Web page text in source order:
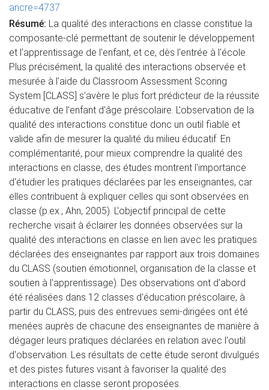
ancre=4737
Résumé: La qualité des interactions en classe constitue la
composante-clé permettant de soutenir le développement
et l'apprentissage de l'enfant, et ce, dès l'entrée à l'école.
Plus précisément, la qualité des interactions observée et
mesurée à l'aide du Classroom Assessment Scoring
System [CLASS] s'avère le plus fort prédicteur de la réussite
éducative de l'enfant d'âge préscolaire. L'observation de la
qualité des interactions constitue donc un outil fiable et
valide afin de mesurer la qualité du milieu éducatif. En
complémentarité, pour mieux comprendre la qualité des
interactions en classe, des études montrent l'importance
d'étudier les pratiques déclarées par les enseignantes, car
elles contribuent à expliquer celles qui sont observées en
classe (p.ex., Ahn, 2005) . L'objectif principal de cette
recherche visait à éclairer les données observées sur la
qualité des interactions en classe en lien avec les pratiques
déclarées des enseignantes par rapport aux trois domaines
du CLASS (soutien émotionnel, organisation de la classe et
soutien à l'apprentissage). Des observations ont d'abord
été réalisées dans 12 classes d'éducation préscolaire, à
partir du CLASS, puis des entrevues semi-dirigées ont été
menées auprès de chacune des enseignantes de manière à
dégager leurs pratiques déclarées en relation avec l'outil
d'observation. Les résultats de cette étude seront divulgués
et des pistes futures visant à favoriser la qualité des
interactions en classe seront proposées.